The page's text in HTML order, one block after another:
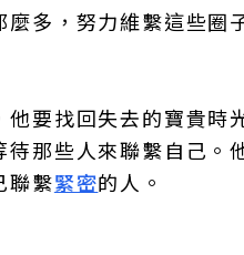
多，努力維繫這些圈
他要找回失去的寶貴時
那些人來聯繫自己。
聯繫緊密的人。